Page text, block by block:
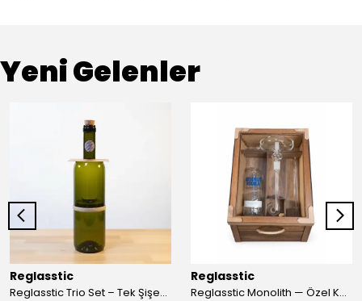
Yeni Gelenler
Reglasstic
Reglasstic Trio Set – Tek Şişeden 3 Parça
Reglasstic
Reglasstic Monolith — Özel Kutulu Cam Nargile